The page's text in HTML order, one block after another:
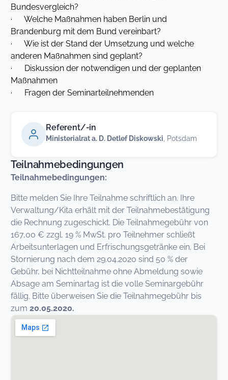
Bundesvergleich?
· Welche Maßnahmen haben Berlin und
Brandenburg mit dem Bund vereinbart?
· Wie ist der Stand der Umsetzung und welche
anderen Maßnahmen sind geplant?
· Diskussion der notwendigen und der geplanten
Maßnahmen
· Fragen der Seminarteilnehmenden
Referent/-in
Ministerialrat a. D. Detlef Diskowski , Potsdam
Teilnahmebedingungen
Teilnahmebedingungen:
Bitte melden Sie Ihre Teilnahme schriftlich an. Ihre
Verwaltung/Kita erhält mit der Teilnahmebestätigung
die Rechnung zugeschickt. Die Teilnahmegebühr von
167,00 € zzgl. 19 % MwSt. pro Teilnehmer schließt
Arbeitsunterlagen und Erfrischungsgetränke ein. Bei
Stornierung nach dem 29.04.2020 sind 50 % der
Gebühr, bei Nichtteilnahme ohne Abmeldung sowie
Absage am Seminartag ist die volle Seminargebühr
fällig. Bitte überweisen Sie die Teilnahmegebühr bis
zum 20.05.2020.